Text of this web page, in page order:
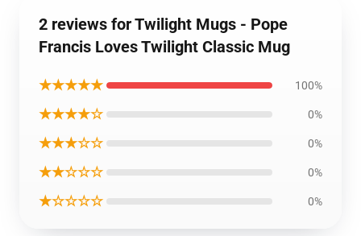
2 reviews for Twilight Mugs - Pope
Francis Loves Twilight Classic Mug
★★★★★ 100%
★★★★☆ 0%
★★★☆☆ 0%
★★☆☆☆ 0%
★☆☆☆☆ 0%